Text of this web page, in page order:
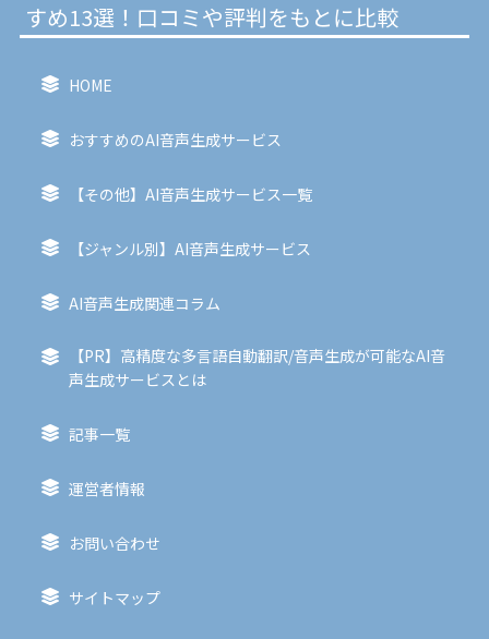
すめ13選！口コミや評判をもとに比較
HOME
おすすめのAI音声生成サービス
【その他】AI音声生成サービス一覧
【ジャンル別】AI音声生成サービス
AI音声生成関連コラム
【PR】高精度な多言語自動翻訳/音声生成が可能なAI音
声生成サービスとは
記事一覧
運営者情報
お問い合わせ
サイトマップ